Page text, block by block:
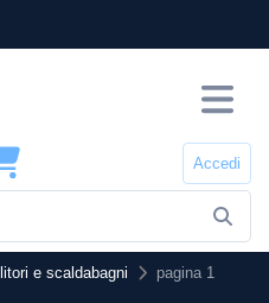
Accedi
e scaldabagni pagina 1